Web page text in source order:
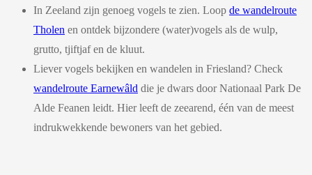
In Zeeland zijn genoeg vogels te zien. Loop de wandelroute
Tholen en ontdek bijzondere (water)vogels als de wulp,
grutto, tjiftjaf en de kluut.
Liever vogels bekijken en wandelen in Friesland? Check
wandelroute Earnewâld die je dwars door Nationaal Park De
Alde Feanen leidt. Hier leeft de zeearend, één van de meest
indrukwekkende bewoners van het gebied.